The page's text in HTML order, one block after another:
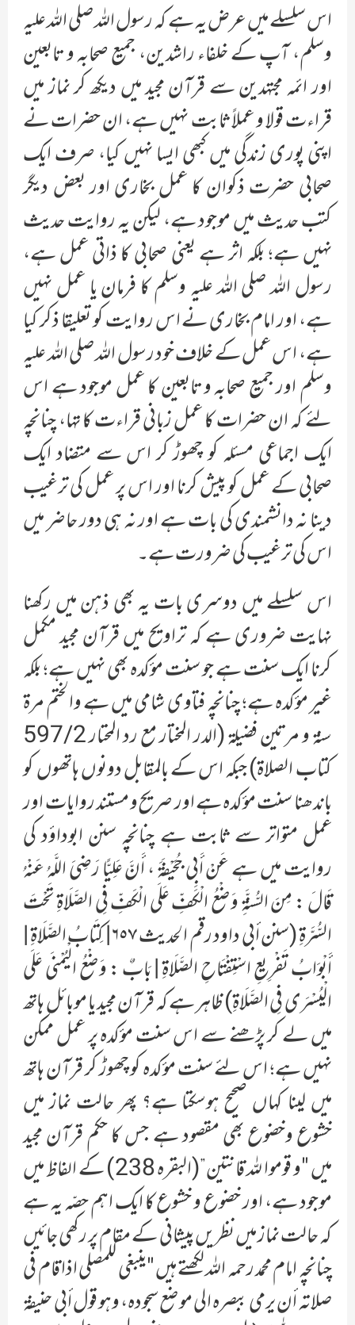
اس سلسلے میں عرض یہ ہے کہ رسول اللہ صلی اللہ علیہ
وسلم، آپ کے خلفاء راشدین، جمیع صحابہ و تابعین
اور ائمہ مجتہدین سے قرآن مجید میں دیکھ کر نماز میں
قراءت قولا و عملاً ثابت نہیں ہے، ان حضرات نے
اپنی پوری زندگی میں کبھی ایسا نہیں کیا، صرف ایک
صحابی حضرت ذکوان کا عمل بخاری اور بعض دیگر
کتب حدیث میں موجود ہے، لیکن یہ روایت حدیث
نہیں ہے؛ بلکہ اثر ہے یعنی صحابی کا ذاتی عمل ہے،
رسول اللہ صلی اللہ علیہ وسلم کا فرمان یا عمل نہیں
ہے، اور امام بخاری نے اس روایت کو تعلیقا ذکر کیا
ہے، اس عمل کے خلاف خود رسول اللہ صلی اللہ علیہ
وسلم اور جمیع صحابہ و تابعین کا عمل موجود ہے اس
لئے کہ ان حضرات کا عمل زبانی قراءت کا تہا، چنانچہ
ایک اجماعی مسئلہ کو چھوڑ کر اس سے متضاد ایک
صحابی کے عمل کو پیش کرنا اور اس پر عمل کی ترغیب
دینا نہ دانشمندی کی بات ہے اور نہ ہی دور حاضر میں
اس کی ترغیب کی ضرورت ہے۔
اس سلسلے میں دوسری بات یہ بھی ذہن میں رکھنا
نہایت ضروری ہے کہ تراویح میں قرآن مجید مکمل
کرنا ایک سنت ہے جو سنت مؤکدہ بھی نہیں ہے؛ بلکہ
غیر مؤکدہ ہے؛ چنانچہ فتاوی شامی میں ہے والختم مرة
سنة و مرتين فضيلة (الدر المختار مع رد المحتار 597/2
كتاب الصلاة) جبکہ اس کے بالمقابل دونوں ہاتھوں کو
باندھنا سنت مؤکدہ ہے اور صریح و مستند روایات اور
عمل متواتر سے ثابت ہے چنانچہ سنن ابوداؤد کی
روایت میں ہے عَنْ أَبِي جُحَيْفَةَ ، أَنَّ عَلِيًّا رَضِيَ اللَّهُ عَنْهُ
قَالَ : مِنَ السُّنَّةِ وَضْعُ الْكَفِّ عَلَى الْكَفِّ فِي الصَّلَاةِ تَحْتَ
السُّرَّةِ (سنن أبي داود رقم الحديث ٦٥٧| كِتَابُ الصَّلَاةِ |
أَبْوَابُ تَفْرِيعِ اسْتِفْتَاحِ الصَّلَاةِ | بَابٌ : وَضْعُ الْيُمْنَى عَلَى
الْيُسْرَى فِي الصَّلَاةِ) ظاہر ہے کہ قرآن مجید یا موبائل ہاتھ
میں لے کر پڑھنے سے اس سنت مؤکدہ پر عمل ممکن
نہیں ہے؛ اس لئے سنت مؤکدہ کو چھوڑ کر قرآن ہاتھ
میں لینا کہاں صحیح ہوسکتا ہے؟ پھر حالت نماز میں
خشوع وخضوع بھی مقصود ہے جس کا حکم قرآن مجید
میں "و قوموا لله قانتین”(البقرہ 238) کے الفاظ میں
موجود ہے، اور خضوع و خشوع کا ایک اہم حصّہ یہ ہے
کہ حالت نماز میں نظریں پیشانی کے مقام پر رکھی جائیں
چنانچہ امام محمد رحمہ اللہ لکھتے ہیں "ینبغی للمصلي اذا قام في
صلاتہ أن یرمي ببصرہ الی موضع سجودہ، وہو قول أبی حنیفة